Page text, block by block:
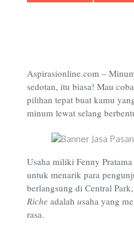
Aspirasionline.com –
sedotan, itu biasa! Mau
pilihan tepat buat kamu
minum lewat selang
Usaha miliki Fenny
untuk menarik para
berlangsung di Central
Riche adalah usaha yang
rasa.